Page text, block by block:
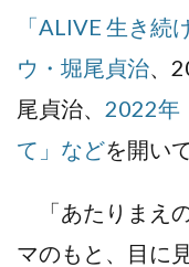
「ALIVE 生き続
ウ・堀尾貞治 、
尾貞治、 2022年
て」などを開い
「あたりまえ
マのもと、目に